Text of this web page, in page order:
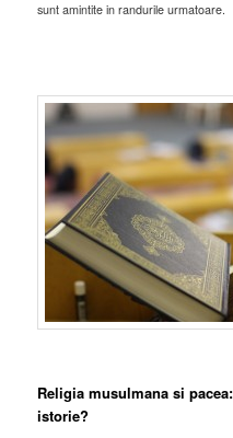
sunt amintite in randurile urmatoare.
Religia musulmana si
istorie?